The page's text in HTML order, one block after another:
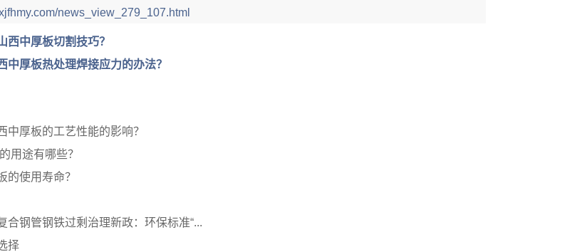
news_view_279_107.html
西中厚板切割技巧？
中厚板热处理焊接应力的办法？
中厚板的工艺性能的影响？
用途有哪些？
的使用寿命？
合钢管钢铁过剩治理新政：环保标准“...
择